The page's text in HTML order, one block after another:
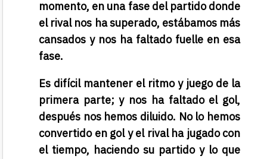
momento, en una fase del partido donde
el rival nos ha superado, estábamos más
cansados y nos ha faltado fuelle en esa
fase.
Es difícil mantener el ritmo y juego de la
primera parte; y nos ha faltado el gol,
después nos hemos diluido. No lo hemos
convertido en gol y el rival ha jugado con
el tiempo, haciendo su partido y lo que